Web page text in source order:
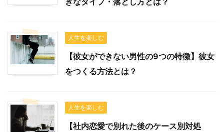
人生を楽しむ
【彼女ができない男性の9つの特徴】彼女
をつくる方法とは？
人生を楽しむ
【社内恋愛で別れた後のケース別対処